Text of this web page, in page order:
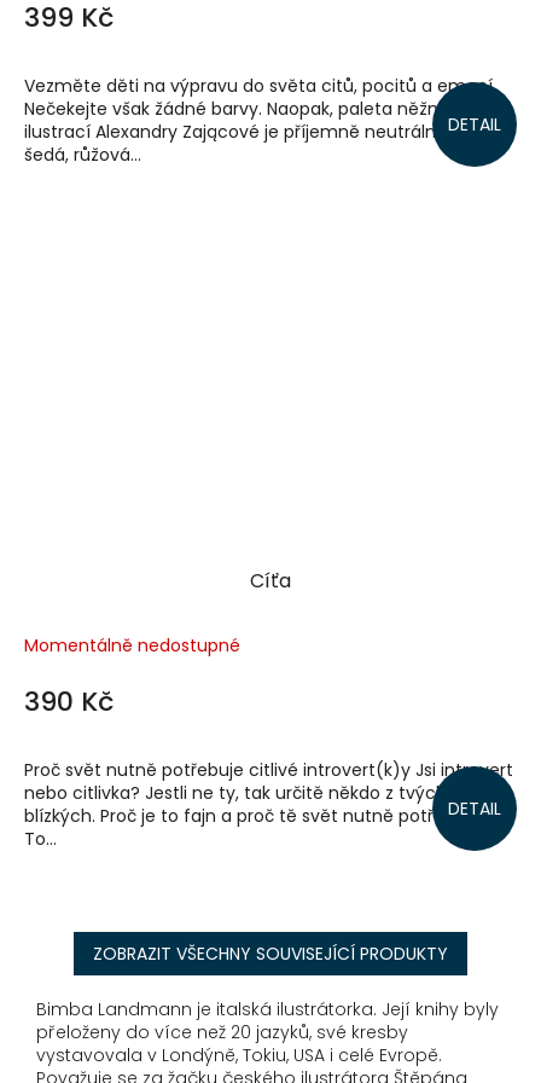
399 Kč
DETAIL
Vezměte děti na výpravu do světa citů, pocitů a emocí.
Nečekejte však žádné barvy. Naopak, paleta něžných
ilustrací Alexandry Zającové je příjemně neutrální, měkce
šedá, růžová...
Cíťa
Momentálně nedostupné
390 Kč
DETAIL
Proč svět nutně potřebuje citlivé introvert(k)y Jsi introvert
nebo citlivka? Jestli ne ty, tak určitě někdo z tvých
blízkých. Proč je to fajn a proč tě svět nutně potřebuje?
To...
ZOBRAZIT VŠECHNY SOUVISEJÍCÍ PRODUKTY
Bimba Landmann je italská ilustrátorka. Její knihy byly
přeloženy do více než 20 jazyků, své kresby
vystavovala v Londýně, Tokiu, USA i celé Evropě.